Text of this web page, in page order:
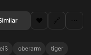
❤️ 🔗 ⋯
oberarm
tiger